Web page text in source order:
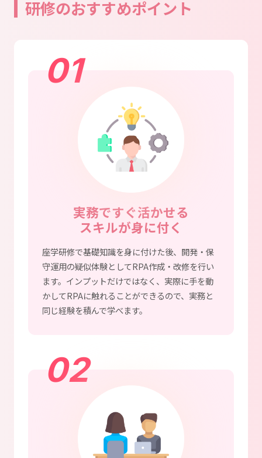
研修のおすすめポイント
01
実務ですぐ活かせる
スキルが身に付く
座学研修で基礎知識を身に付けた後、開発・保
守運用の疑似体験としてRPA作成・改修を行い
ます。インプットだけではなく、実際に手を動
かしてRPAに触れることができるので、実務と
同じ経験を積んで学べます。
02